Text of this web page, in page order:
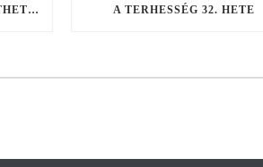
VASPÓTLÁSSAL CSÖKKENTHETŐ A KORASZÜLÉS ÉS A SZÜLÉS UTÁNI DEPRESSZIÓ KOCKÁZATA A TERHESSÉG 32. HETE